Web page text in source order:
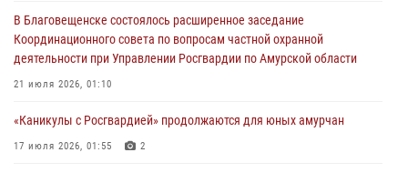
охраны
23 июля 2026, 07:49
Амурчане смогут узнать об условиях поступления на службу в
23 июля 2026, 00:00
В Благовещенске состоялось расширенное заседание
Координационного совета по вопросам частной охранной
деятельности при Управлении Росгвардии по Амурской области
21 июля 2026, 01:10
«Каникулы с Росгвардией» продолжаются для юных амурчан
17 июля 2026, 01:55 2